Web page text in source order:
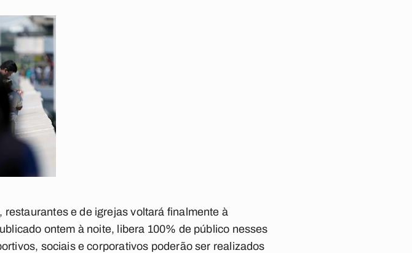
e de igrejas voltará finalmente à
ontem à noite, libera 100% de público nesses
sociais e corporativos poderão ser realizados